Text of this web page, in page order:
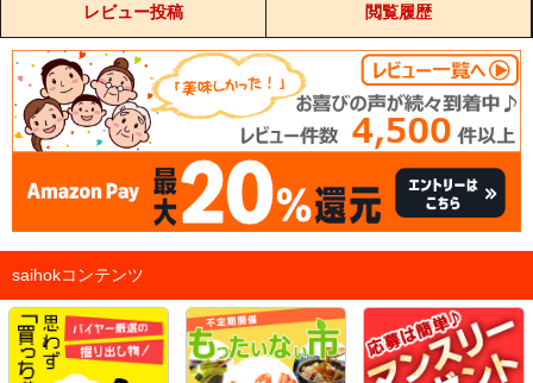
レビュー投稿 閲覧履歴
saihokコンテンツ